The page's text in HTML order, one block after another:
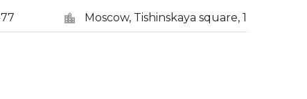
Moscow, Tishinskaya square, 1